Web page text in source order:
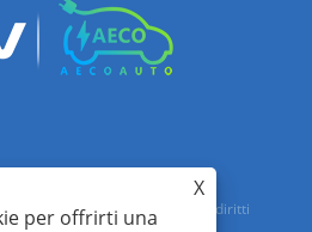
Technology Co., Ltd. Tutti i diritti
X
per offrirti una